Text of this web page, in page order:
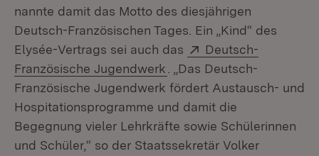
nannte damit das Motto des diesjährigen
Deutsch-Französischen Tages. Ein „Kind“ des
Elysée-Vertrags sei auch das
Extern:
Deutsch-
Französische Jugendwerk (Öffnet in neuem Fenster)
. „Das Deutsch-
Französische Jugendwerk fördert Austausch- und
Hospitationsprogramme und damit die
Begegnung vieler Lehrkräfte sowie Schülerinnen
und Schüler,“ so der Staatssekretär Volker